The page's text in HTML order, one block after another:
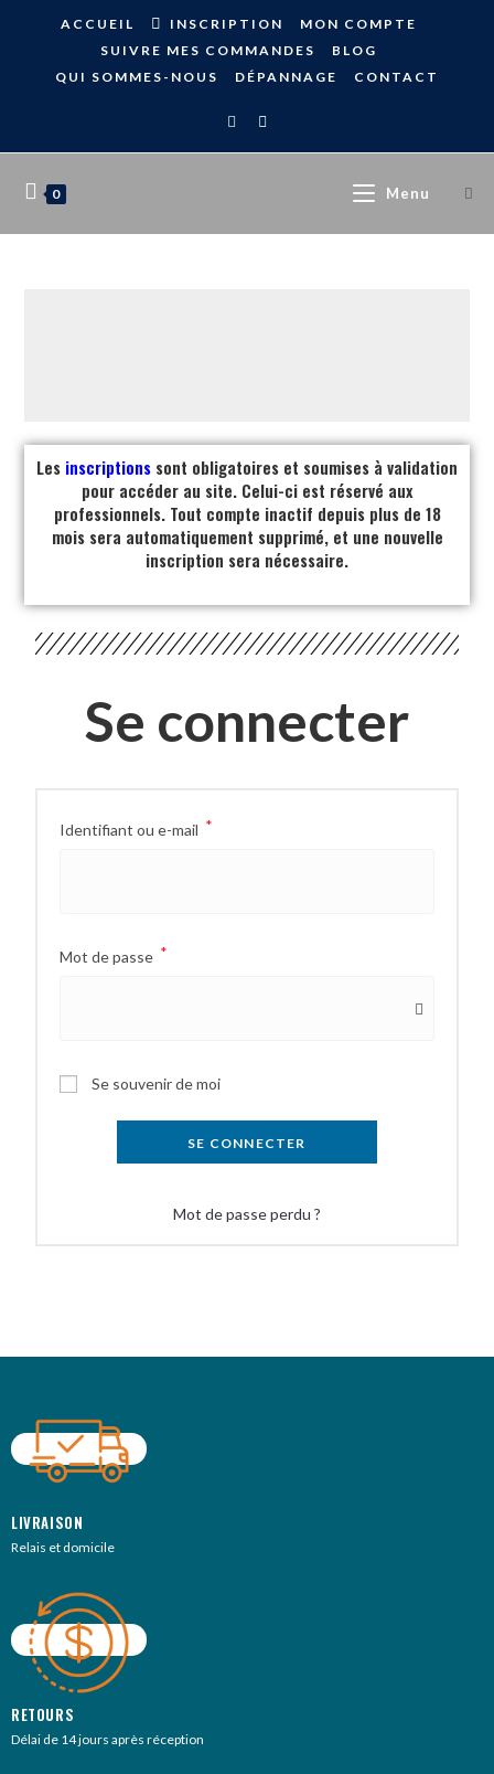
ACCUEIL INSCRIPTION
MON COMPTE
SUIVRE MES COMMANDES
BLOG
QUI SOMMES-NOUS
DÉPANNAGE CONTACT
0 Menu
Les inscriptions sont obligatoires et soumises à validation
pour accéder au site. Celui-ci est réservé aux
professionnels. Tout compte inactif depuis plus de 18
mois sera automatiquement supprimé, et une nouvelle
inscription sera nécessaire.
Se connecter
Identifiant ou e-mail *
Mot de passe *
Se souvenir de moi
SE CONNECTER
Mot de passe perdu ?
LIVRAISON
Relais et domicile
RETOURS
Délai de 14 jours après réception